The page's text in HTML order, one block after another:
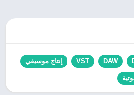
DAW
VST إنتاج موسيقي